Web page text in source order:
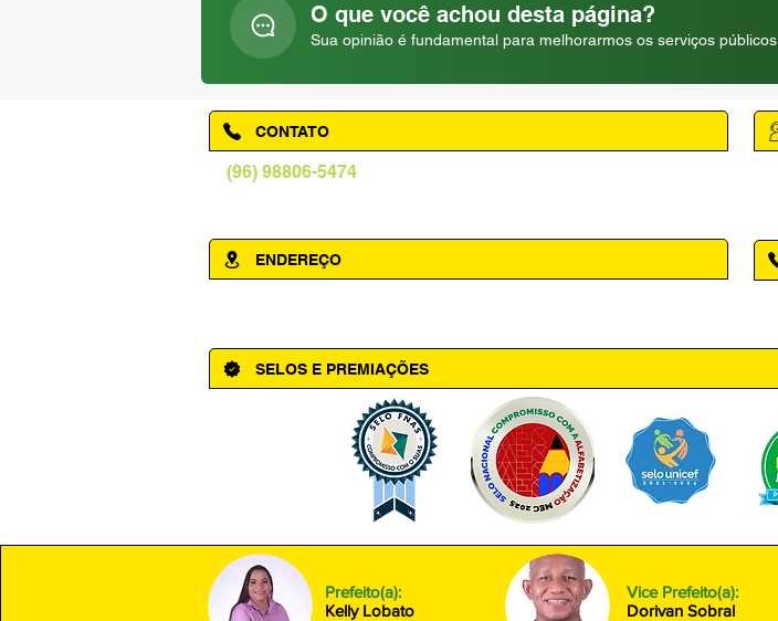
O que você achou desta página?
Sua opinião é fundamental para melhorarmos os serviços públicos
(96) 98806-5474
CONTATO
ENDEREÇO
SELOS E PREMIAÇÕES
Prefeito(a):
Kelly Lobato
Vice Prefeito(a):
Dorivan Sobral